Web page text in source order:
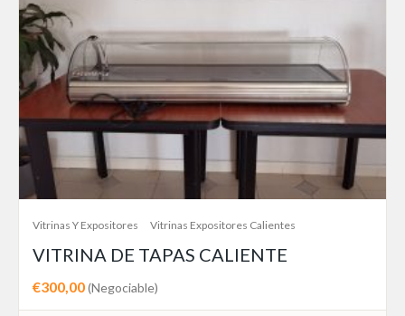
Vitrinas Y Expositores Vitrinas Expositores Calientes
VITRINA DE TAPAS CALIENTE
€300,00(Negociable)